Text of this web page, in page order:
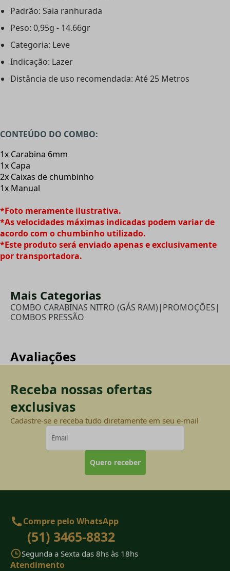
Padrão: Saia ranhurada
Peso: 0,95g - 14.66gr
Categoria: Leve
Indicação: Lazer
Distância de uso recomendada: Até 25 Metros
CONTEÚDO DO COMBO:
1x Carabina 6mm
1x Capa
2x Caixas de chumbinho
1x Manual
*Foto meramente ilustrativa.
*As velocidades máximas indicadas podem variar de
acordo com o chumbinho utilizado.
*Este produto será enviado apenas e exclusivamente
por transportadora.
Mais Categorias
COMBO CARABINAS NITRO (GÁS RAM)| PROMOÇÕES|
COMBOS PRESSÃO
Avaliações
Receba nossas ofertas
exclusivas
Cadastre-se e receba tudo diretamente em seu e-mail
Quero receber
Compre pelo WhatsApp
(51) 3465-8832
Segunda a Sexta das 8hs às 18hs
Atendimento